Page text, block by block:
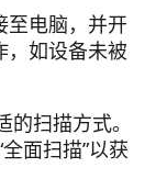
电脑，并开
，如设备未被
扫描方式。
面扫描”以获